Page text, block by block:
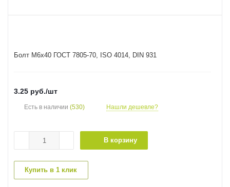
Болт M6x40 ГОСТ 7805-70, ISO 4014, DIN 931
3.25 руб./шт
Есть в наличии (530) Нашли дешевле?
В корзину
Купить в 1 клик